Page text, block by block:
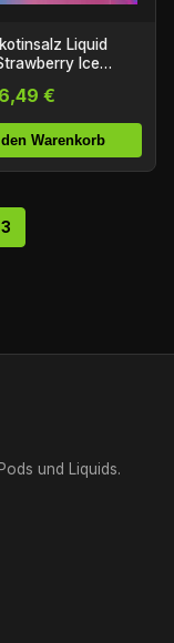
Liquid
Ice
6,49 €
den Warenkorb
3
und Liquids.